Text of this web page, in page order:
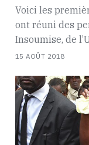
Voici les
ont réuni des
Insoumise, de
15 AOÛT 2018